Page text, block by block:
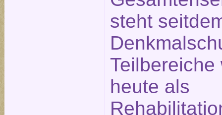
steht
Teilbereiche
heute als